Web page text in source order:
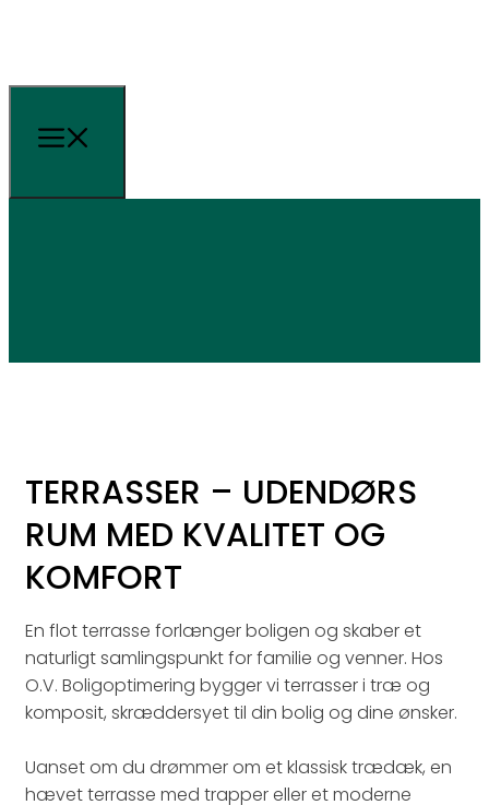
TERRASSER – UDENDØRS
RUM MED KVALITET OG
KOMFORT
En flot terrasse forlænger boligen og skaber et
naturligt samlingspunkt for familie og venner. Hos
O.V. Boligoptimering bygger vi terrasser i træ og
komposit, skræddersyet til din bolig og dine ønsker.
Uanset om du drømmer om et klassisk trædæk, en
hævet terrasse med trapper eller et moderne